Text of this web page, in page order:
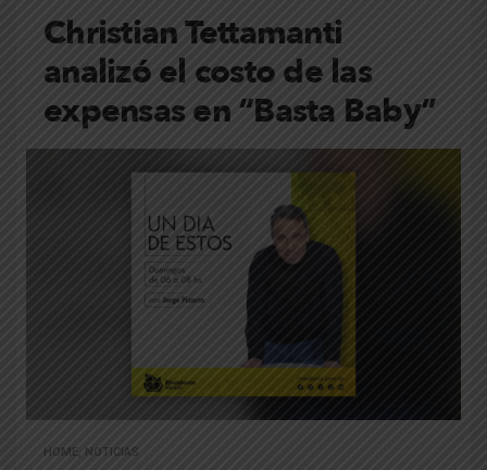
Christian Tettamanti
analizó el costo de las
expensas en “Basta Baby”
HOME NOTICIAS